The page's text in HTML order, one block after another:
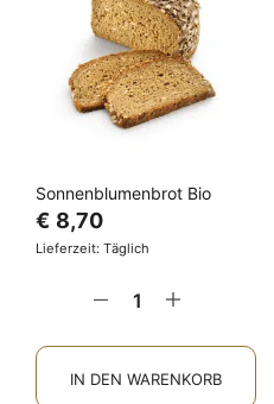
Sonnenblumenbrot Bio
€ 8,70
Lieferzeit: Täglich
IN DEN WARENKORB